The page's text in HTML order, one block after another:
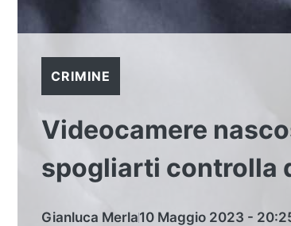
CRIMINE
Videocamere
spogliarti controlla
Gianluca Merla10 Maggio 2023 -